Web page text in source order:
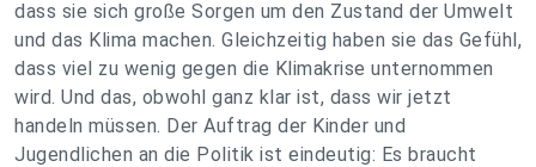
dass sie sich große Sorgen um den Zustand der Umwelt
und das Klima machen. Gleichzeitig haben sie das Gefühl,
dass viel zu wenig gegen die Klimakrise unternommen
wird. Und das, obwohl ganz klar ist, dass wir jetzt
handeln müssen. Der Auftrag der Kinder und
Jugendlichen an die Politik ist eindeutig: Es braucht